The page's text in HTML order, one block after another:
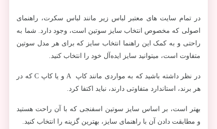
در تمام سایت های معتبر لباس زیر مانند لباس سکرت، راهنمای
اصولی که مخصوص انتخاب سایز سوتین است، وجود دارد. شما به
راحتی و به کمک این راهنما انتخاب سایز که برای هر مدل سوتین
متفاوت است، میتوانید سایز ایده‌آل خود را انتخاب کنید.
در نظر داشته باشید که به مواردی مانند کاپ A و یا کاپ C که در
هر برند، استاندارد متفاوتی دارند، نباید اکتفا کرد.
بهتر است، بر اساس سایز سوتین اسفنجی که با آن راحت هستید
و مطابقت دادن آن با راهنمای سایز، بهترین گزینه را انتخاب کنید.